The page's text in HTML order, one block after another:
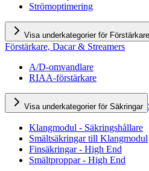
Strömoptimering
Visa underkategorier för
Förstärkare, Dacar & Streamers
A/D-omvandlare
RIAA-förstärkare
Visa underkategorier för Säkringar
Klangmodul - Säkringshållare
Smältsäkringar till Klangmodul
Finsäkringar - High End
Smältproppar - High End